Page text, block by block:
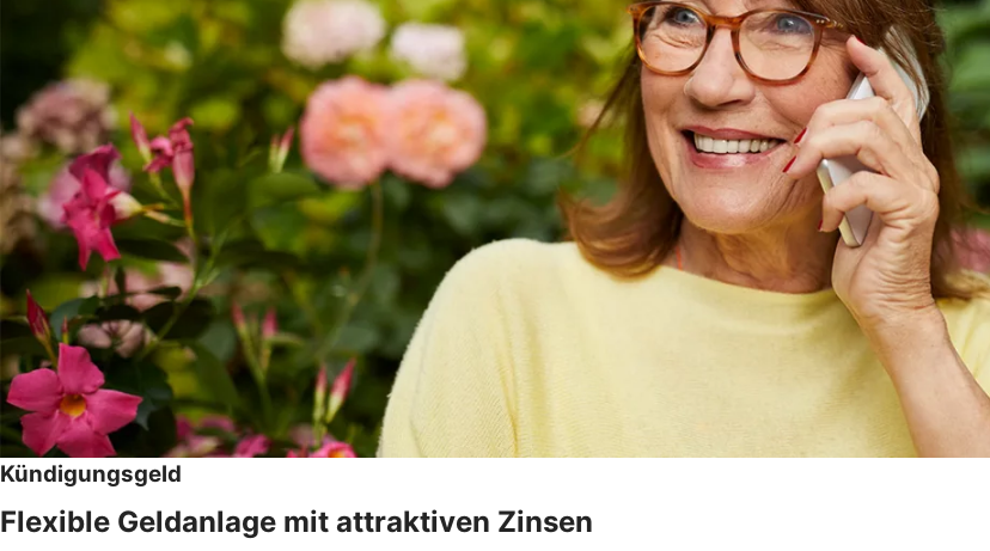
Kündigungsgeld
Flexible Geldanlage mit attraktiven Zinsen